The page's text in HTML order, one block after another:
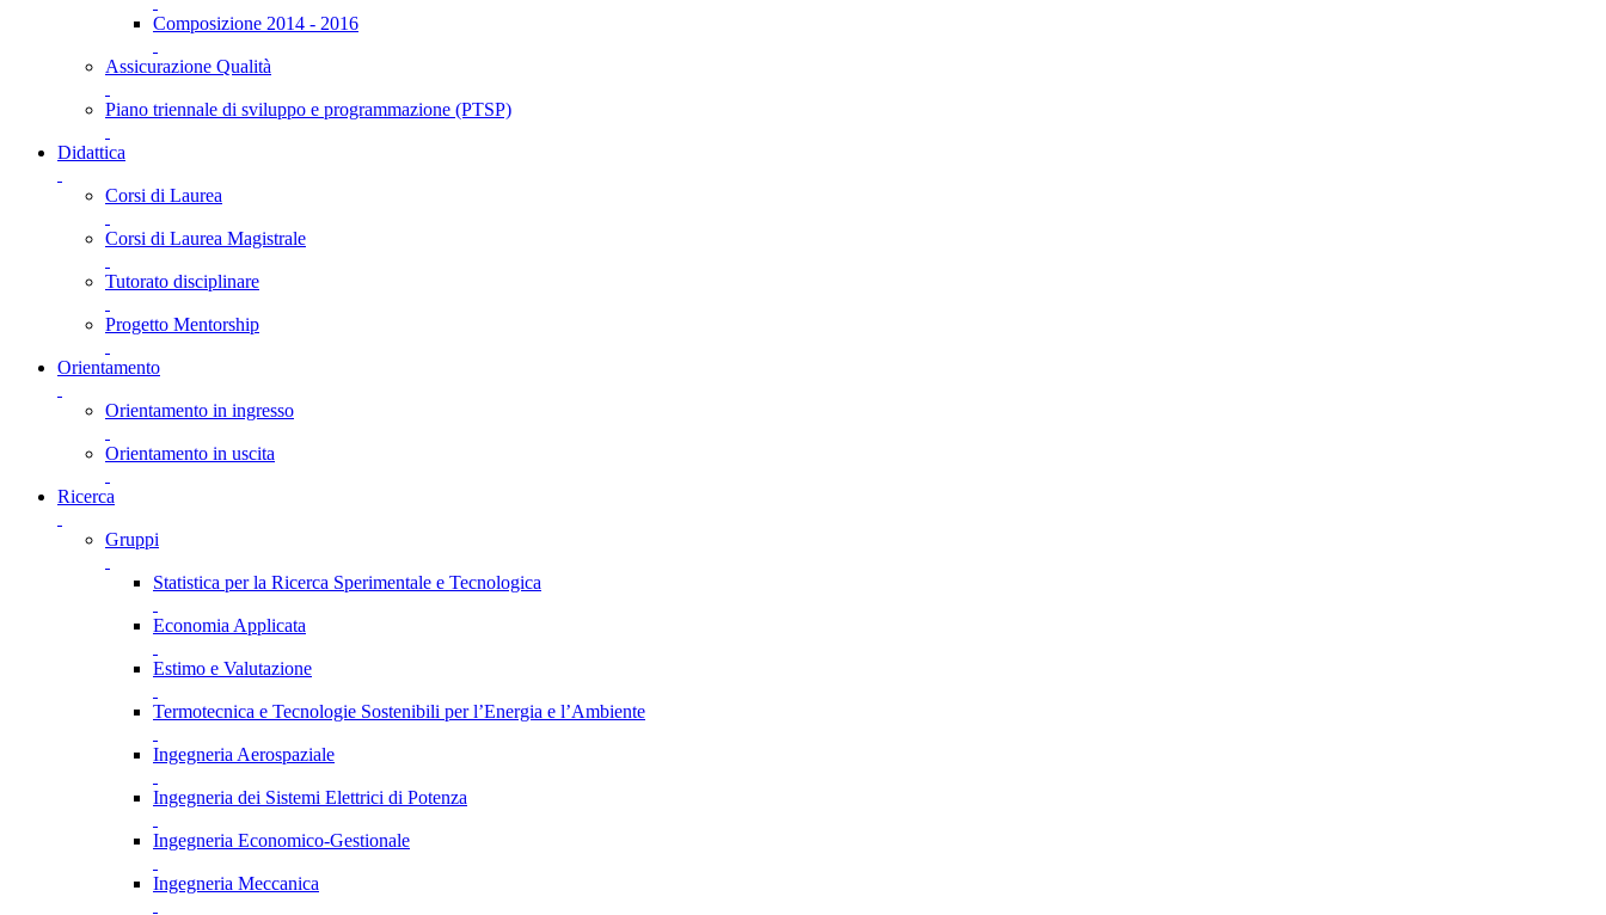
Composizione 2014 - 2016
Assicurazione Qualità
Piano triennale di sviluppo e programmazione (PTSP)
Didattica
Corsi di Laurea
Corsi di Laurea Magistrale
Tutorato disciplinare
Progetto Mentorship
Orientamento
Orientamento in ingresso
Orientamento in uscita
Ricerca
Gruppi
Statistica per la Ricerca Sperimentale e Tecnologica
Economia Applicata
Estimo e Valutazione
Termotecnica e Tecnologie Sostenibili per l’Energia e l’Ambiente
Ingegneria Aerospaziale
Ingegneria dei Sistemi Elettrici di Potenza
Ingegneria Economico-Gestionale
Ingegneria Meccanica